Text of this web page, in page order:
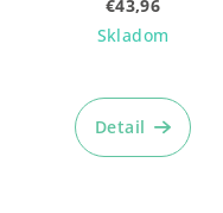
€43,96
Skladom
Detail